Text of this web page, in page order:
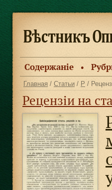
Содержанiе ●
Главная / Статьи / Р / Рецензiи
Рецензiи на статьи А. Путяты